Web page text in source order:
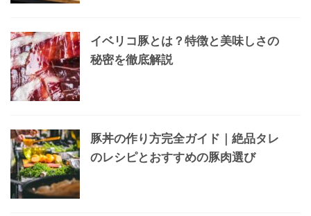
イベリコ豚とは？特徴と美味しさの
秘密を徹底解説
豚丼の作り方完全ガイド｜絶品タレ
のレシピとおすすめの豚肉選び